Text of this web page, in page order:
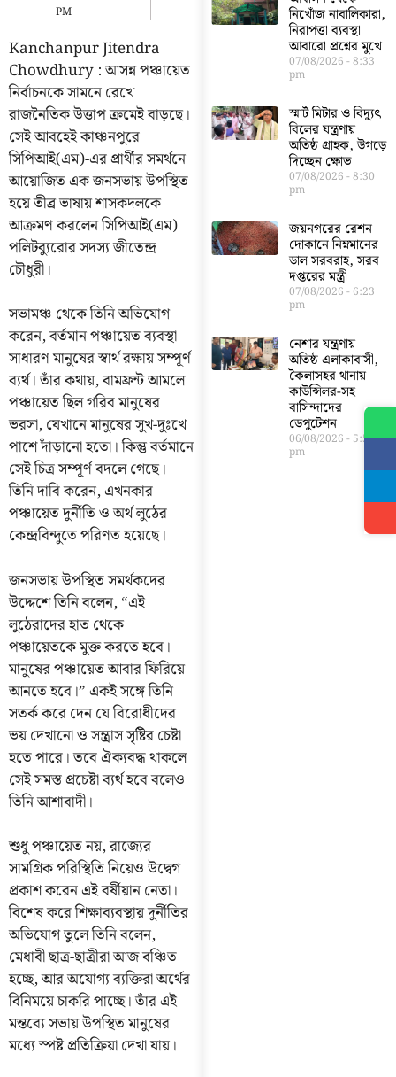
PM
Kanchanpur Jitendra
Chowdhury : আসন্ন পঞ্চায়েত
নির্বাচনকে সামনে রেখে
রাজনৈতিক উত্তাপ ক্রমেই বাড়ছে।
সেই আবহেই কাঞ্চনপুরে
সিপিআই(এম)-এর প্রার্থীর সমর্থনে
আয়োজিত এক জনসভায় উপস্থিত
হয়ে তীব্র ভাষায় শাসকদলকে
আক্রমণ করলেন সিপিআই(এম)
পলিটব্যুরোর সদস্য জীতেন্দ্র
চৌধুরী।
সভামঞ্চ থেকে তিনি অভিযোগ
করেন, বর্তমান পঞ্চায়েত ব্যবস্থা
সাধারণ মানুষের স্বার্থ রক্ষায় সম্পূর্ণ
ব্যর্থ। তাঁর কথায়, বামফ্রন্ট আমলে
পঞ্চায়েত ছিল গরিব মানুষের
ভরসা, যেখানে মানুষের সুখ-দুঃখে
পাশে দাঁড়ানো হতো। কিন্তু বর্তমানে
সেই চিত্র সম্পূর্ণ বদলে গেছে।
তিনি দাবি করেন, এখনকার
পঞ্চায়েত দুর্নীতি ও অর্থ লুঠের
কেন্দ্রবিন্দুতে পরিণত হয়েছে।
জনসভায় উপস্থিত সমর্থকদের
উদ্দেশে তিনি বলেন, “এই
লুঠেরাদের হাত থেকে
পঞ্চায়েতকে মুক্ত করতে হবে।
মানুষের পঞ্চায়েত আবার ফিরিয়ে
আনতে হবে।” একই সঙ্গে তিনি
সতর্ক করে দেন যে বিরোধীদের
ভয় দেখানো ও সন্ত্রাস সৃষ্টির চেষ্টা
হতে পারে। তবে ঐক্যবদ্ধ থাকলে
সেই সমস্ত প্রচেষ্টা ব্যর্থ হবে বলেও
তিনি আশাবাদী।
শুধু পঞ্চায়েত নয়, রাজ্যের
সামগ্রিক পরিস্থিতি নিয়েও উদ্বেগ
প্রকাশ করেন এই বর্ষীয়ান নেতা।
বিশেষ করে শিক্ষাব্যবস্থায় দুর্নীতির
অভিযোগ তুলে তিনি বলেন,
মেধাবী ছাত্র-ছাত্রীরা আজ বঞ্চিত
হচ্ছে, আর অযোগ্য ব্যক্তিরা অর্থের
বিনিময়ে চাকরি পাচ্ছে। তাঁর এই
মন্তব্যে সভায় উপস্থিত মানুষের
মধ্যে স্পষ্ট প্রতিক্রিয়া দেখা যায়।
নিখোঁজ নাবালিকারা,
নিরাপত্তা ব্যবস্থা
আবারো প্রশ্নের মুখে
07/08/2026 8:33
pm
স্মার্ট মিটার ও বিদ্যুৎ
বিলের যন্ত্রণায়
অতিষ্ঠ গ্রাহক, উগড়ে
দিচ্ছেন ক্ষোভ
07/08/2026 8:30
pm
জয়নগরের রেশন
দোকানে নিম্নমানের
ডাল সরবরাহ, সরব
দপ্তরের মন্ত্রী
07/08/2026 6:23
pm
নেশার যন্ত্রণায়
অতিষ্ঠ এলাকাবাসী,
কৈলাসহর থানায়
কাউন্সিলর-সহ
বাসিন্দাদের
ডেপুটেশন
06/08/2026 5:56
pm